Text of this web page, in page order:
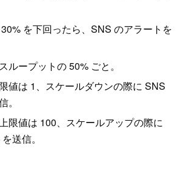
を下回ったら、SNS のアラートを
ループットの 50% ごと。
値は 1、スケールダウンの際に SNS
。
限値は 100、スケールアップの際に
送信。